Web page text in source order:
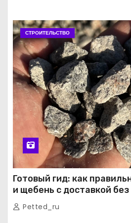
СТРОИТЕЛЬСТВО
Готовый гид: как
и щебень с доставкой
Petted_ru